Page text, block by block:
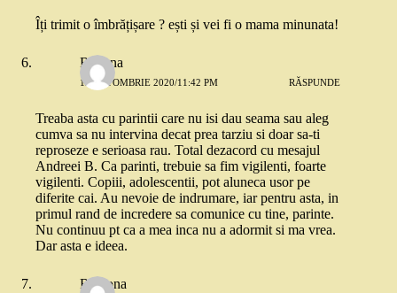
Îți trimit o îmbrățișare ? ești și vei fi o mama minunata!
Roxana
12 OCTOMBRIE 2020/11:42 PM RĂSPUNDE
Treaba asta cu parintii care nu isi dau seama sau aleg
cumva sa nu intervina decat prea tarziu si doar sa-ti
reproseze e serioasa rau. Total dezacord cu mesajul
Andreei B. Ca parinti, trebuie sa fim vigilenti, foarte
vigilenti. Copiii, adolescentii, pot aluneca usor pe
diferite cai. Au nevoie de indrumare, iar pentru asta, in
primul rand de incredere sa comunice cu tine, parinte.
Nu continuu pt ca a mea inca nu a adormit si ma vrea.
Dar asta e ideea.
Ramona